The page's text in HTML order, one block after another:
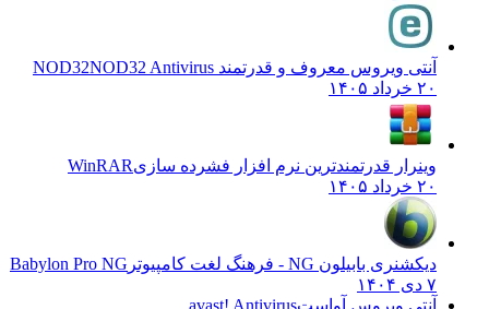
آنتی ویروس معروف و قدرتمند NOD32 NOD32 Antivirus
۲۰ خرداد ۱۴۰۵
وینرار قدرتمندترین نرم افزار فشرده سازیWinRAR
۲۰ خرداد ۱۴۰۵
دیکشنری بابیلون NG - فرهنگ لغت کامپیوتر
Babylon Pro NG
۷ دی ۱۴۰۴
آنتی ویروس آواستavast! Antivirus